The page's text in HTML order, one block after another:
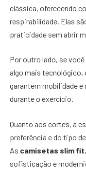
clássica, oferecendo
respirabilidade. Elas
praticidade sem abrir
Por outro lado, se
algo mais
garantem mobilidade
durante o exercício.
Quanto aos cortes, a
preferência e do tipo
As camisetas slim fit
sofisticação e